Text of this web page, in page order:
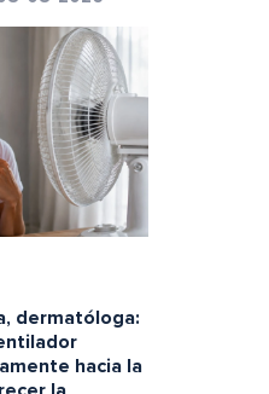
dermatóloga:
hacia la